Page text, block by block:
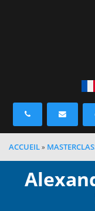
ACCUEIL»